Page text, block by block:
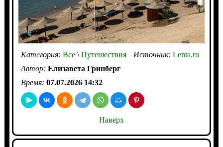
Категория: Все\Путешествия Источник: Lenta.ru
Автор: Елизавета Гринберг
Время: 07.07.2026 14:32
Наверх